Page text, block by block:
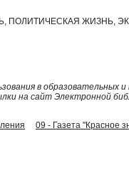
ПОЛИТИЧЕСКАЯ ЖИЗНЬ,
в образовательных
на сайт Электронной
09 - Газета "Красное